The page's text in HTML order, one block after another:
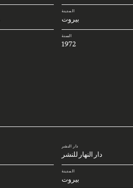
المدينة
بيروت
السنة
1972
دار النشر
دار النهار للنشر
المدينة
بيروت